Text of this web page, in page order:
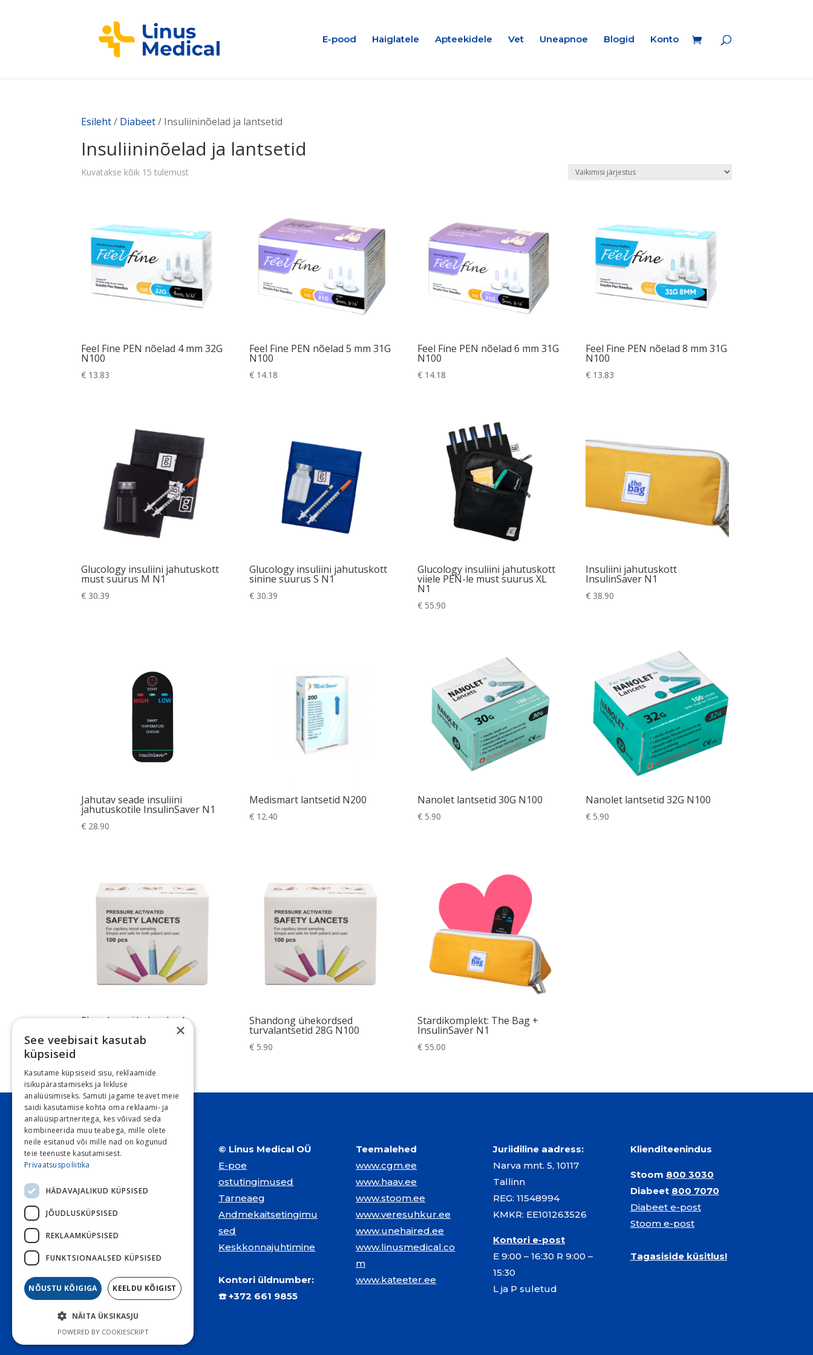
E-pood Haiglatele Apteekidele Vet Uneapnoe Blogid Konto
Esileht/ Diabeet/ Insuliininõelad ja lantsetid
Insuliininõelad ja lantsetid
Kuvatakse kõik 15 tulemust
Feel Fine PEN nõelad 4 mm 32G
N100
€ 13.83
Feel Fine PEN nõelad 5 mm 31G
N100
€ 14.18
Feel Fine PEN nõelad 6 mm 31G
N100
€ 14.18
Feel Fine PEN nõelad 8 mm 31G
N100
€ 13.83
Glucology insuliini jahutuskott
must suurus M N1
€ 30.39
Glucology insuliini jahutuskott
sinine suurus S N1
€ 30.39
Glucology insuliini jahutuskott
viiele PEN-le must suurus XL
N1
€ 55.90
Insuliini jahutuskott
InsulinSaver N1
€ 38.90
Jahutav seade insuliini
jahutuskotile InsulinSaver N1
€ 28.90
Medismart lantsetid N200
€ 12.40
Nanolet lantsetid 30G N100
€ 5.90
Nanolet lantsetid 32G N100
€ 5.90
Shandong ühekordsed
turvalantsetid 21G N100
€5.90
Shandong ühekordsed
turvalantsetid 28G N100
€ 5.90
Stardikomplekt: The Bag +
InsulinSaver N1
€ 55.00
© Linus Medical OÜ
E-poe
ostutingimused
Tarneaeg
Andmekaitsetingimu
sed
Keskkonnajuhtimine
Kontori üldnumber:
☎️+372 661 9855
Teemalehed
www.cgm.ee
www.haav.ee
www.stoom.ee
www.veresuhkur.ee
www.unehaired.ee
www.linusmedical.co
m
www.kateeter.ee
Juriidiline aadress:
Narva mnt. 5, 10117
Tallinn
REG: 11548994
KMKR: EE101263526
Kontori e-post
E 9:00 – 16:30 R 9:00 –
15:30
L ja P suletud
Klienditeenindus
Stoom 800 3030
Diabeet 800 7070
Diabeet e-post
Stoom e-post
Tagasiside küsitlus!
×
See veebisait kasutab
küpsiseid
Kasutame küpsiseid sisu, reklaamide
isikupärastamiseks ja liikluse
analüüsimiseks. Samuti jagame teavet meie
saidi kasutamise kohta oma reklaami- ja
analüüsipartneritega, kes võivad seda
kombineerida muu teabega, mille olete
neile esitanud või mille nad on kogunud
teie teenuste kasutamisest.
Privaatsuspoliitika
HÄDAVAJALIKUD KÜPSISED
JÕUDLUSKÜPSISED
REKLAAMKÜPSISED
FUNKTSIONAALSED KÜPSISED
NÕUSTU KÕIGIGA KEELDU KÕIGIST
NÄITA ÜKSIKASJU
POWERED BY COOKIESCRIPT